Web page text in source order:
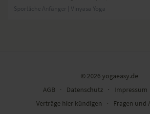
Sportliche Anfänger | Vinyasa Yoga
© 2026 yogaeasy.de
AGB
∙ Datenschutz ∙ Impressum
Verträge hier kündigen
∙ Fragen und